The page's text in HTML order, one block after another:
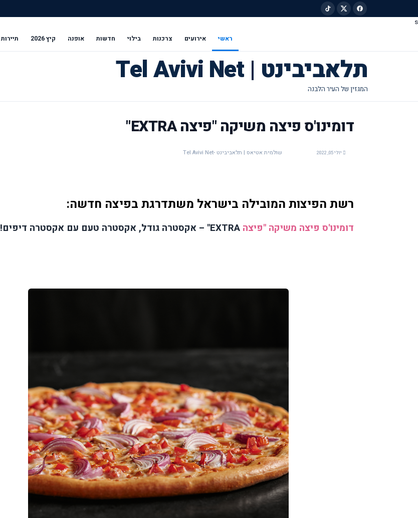
s
ראשי אירועים צרכנות בילוי חדשות אופנה קיץ 2026 תיירות
תלאביבינט | Tel Avivi Net
דומינו'ס פיצה משיקה "פיצה EXTRA"
יולי 05, 2022 שולמית אטיאס | תלאביבינט -Tel Avivi Net
רשת הפיצות המובילה בישראל משתדרגת בפיצה חדשה:
דומינו'ס פיצה משיקה "פיצה EXTRA" – אקסטרה גודל, אקסטרה טעם עם אקסטרה דיפים!